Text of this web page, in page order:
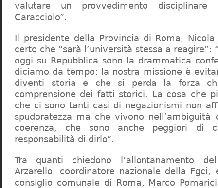
valutare un provvedimento
Caracciolo”.
Il presidente della Provincia di Roma,
certo che “sarà l’università stessa a reagire”:
oggi su Repubblica sono la drammatica
diciamo da tempo: la nostra missione è
diventi storia e che si perda la forza
comprensione dei fatti storici. La cosa che
che ci sono tanti casi di negazionismi non
spudoratezza ma che vivono nell’ambiguità
coerenza, che sono anche peggiori di
responsabilità di dirlo”.
Tra quanti chiedono l’allontanamento
Arzarello, coordinatore nazionale della
consiglio comunale di Roma, Marco